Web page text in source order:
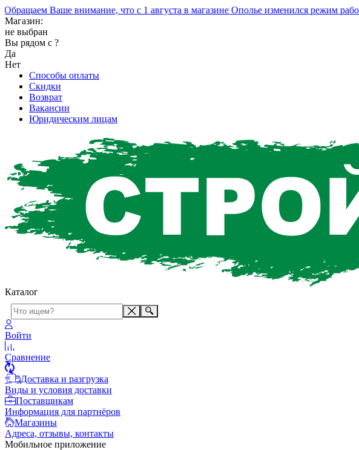
Ваше внимание, что с 1 августа в магазине Ополье изменился режим работы.
Магазин:
не выбран
Вы рядом с ?
Да
Нет
Способы оплаты
Скидки
Возврат
Вакансии
Юридическим лицам
Каталог
Войти
Сравнение
Доставка и разгрузка
Виды и условия доставки
Поставщикам
Информация для партнёров
Магазины
Адреса, отзывы, контакты
Мобильное приложение